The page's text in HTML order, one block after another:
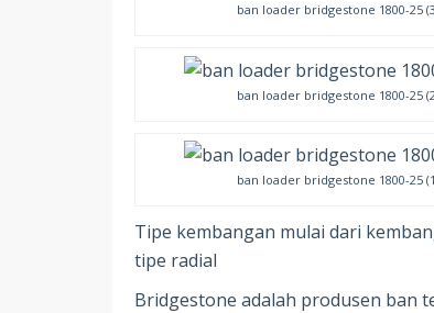
ban loader bridgestone 1800-25
ban loader bridgestone 1800-25
ban loader bridgestone 1800-25
Tipe kembangan mulai dari
tipe radial
Bridgestone adalah produsen ban